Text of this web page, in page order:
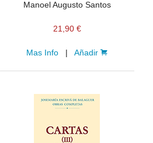
CINE FAMILIAR
IGLESIA Y PAPAS
CATEQUESIS
VARIOS
VOCACIONES
Manoel Augusto Santos
21,90 €
Mas Info |Añadir